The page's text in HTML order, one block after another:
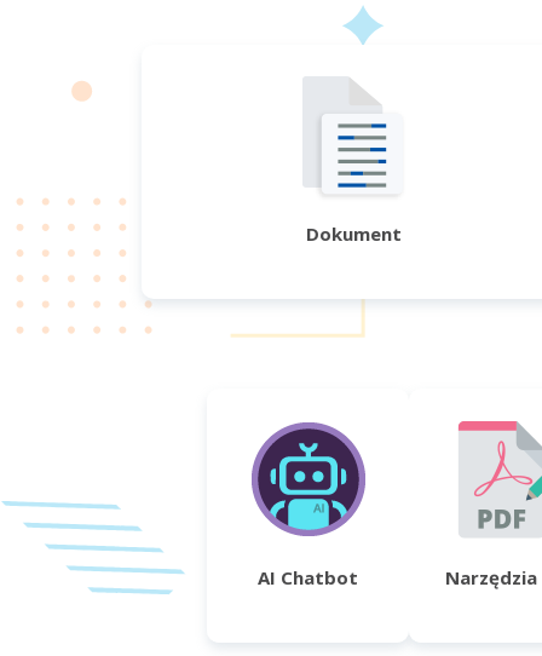
Dokument
AI Chatbot Narzędzia